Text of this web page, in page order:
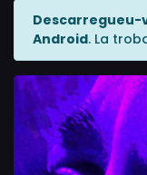
Descarregueu-
Android. La